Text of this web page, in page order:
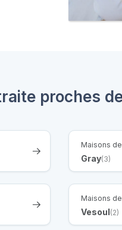
proches
Maisons
Gray(3)
Maisons
Vesoul(2)